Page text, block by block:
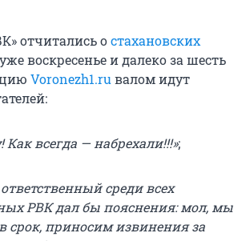
отчитались остахановских
воскресенье и далеко за шесть
Voronezh1.ru валом идут
Как всегда — набрехали!!!»;
среди всех
РВК дал бы пояснения: мол, мы
срок, приносим извинения за